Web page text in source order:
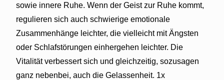
sowie innere Ruhe. Wenn der Geist zur Ruhe kommt,
regulieren sich auch schwierige emotionale
Zusammenhänge leichter, die vielleicht mit Ängsten
oder Schlafstörungen einhergehen leichter. Die
Vitalität verbessert sich und gleichzeitig, sozusagen
ganz nebenbei, auch die Gelassenheit. 1x